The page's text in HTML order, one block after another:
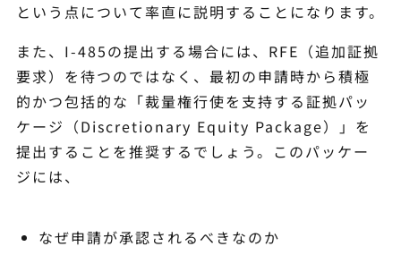
という点について率直に説明することになります。
また、I-485の提出する場合には、RFE（追加証拠
要求）を待つのではなく、最初の申請時から積極
的かつ包括的な「裁量権行使を支持する証拠パッ
ケージ（Discretionary Equity Package）」を
提出することを推奨するでしょう。このパッケー
ジには、
なぜ申請が承認されるべきなのか